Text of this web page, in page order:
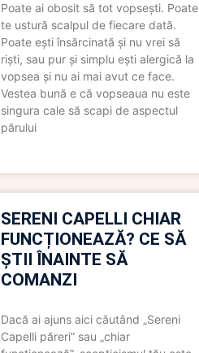
Poate ai obosit să tot vopsești. Poate
te ustură scalpul de fiecare dată.
Poate ești însărcinată și nu vrei să
riști, sau pur și simplu ești alergică la
vopsea și nu ai mai avut ce face.
Vestea bună e că vopseaua nu este
singura cale să scapi de aspectul
părului
SERENI CAPELLI CHIAR
FUNCȚIONEAZĂ? CE SĂ
ȘTII ÎNAINTE SĂ
COMANZI
Dacă ai ajuns aici căutând „Sereni
Capelli păreri” sau „chiar